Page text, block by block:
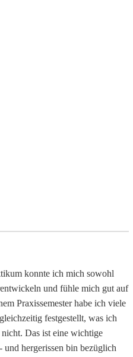
konnte ich mich sowohl
und fühle mich gut auf
Praxissemester habe ich viele
festgestellt, was ich
Das ist eine wichtige
hergerissen bin bezüglich